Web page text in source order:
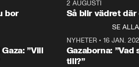
Rohwedder ställer
statsminister Ulf Kristersson
Makten”. Se
Aftonbladets
Rohwedder
Thand Ring
bor
2 AUGUSTI
Så blir vädret där
SE ALLA
”Vill
NYHETER• 16 JAN.
Gazaborna:
till?”